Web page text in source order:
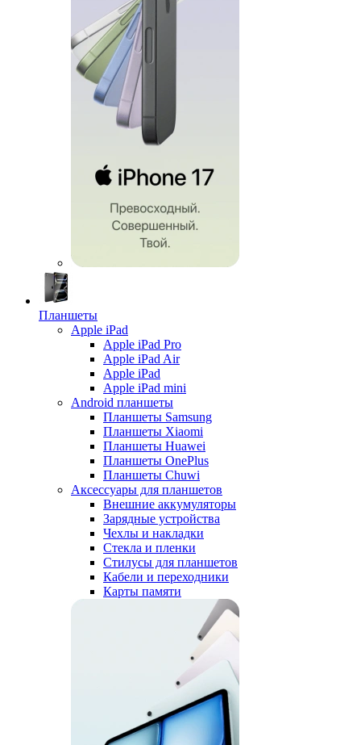
Планшеты
Apple iPad
Apple iPad Pro
Apple iPad Air
Apple iPad
Apple iPad mini
Android планшеты
Планшеты Samsung
Планшеты Xiaomi
Планшеты Huawei
Планшеты OnePlus
Планшеты Chuwi
Аксессуары для планшетов
Внешние аккумуляторы
Зарядные устройства
Чехлы и накладки
Стекла и пленки
Стилусы для планшетов
Кабели и переходники
Карты памяти